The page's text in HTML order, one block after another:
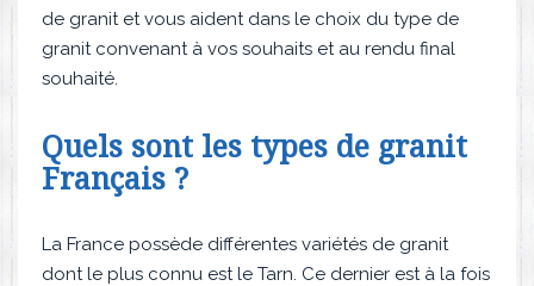
de granit et vous aident dans le choix du type de
granit convenant à vos souhaits et au rendu final
souhaité.
Quels sont les types de granit
Français ?
La France possède différentes variétés de granit
dont le plus connu est le Tarn. Ce dernier est à la fois